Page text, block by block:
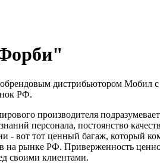
дистрибьютором Мобил с
РФ.
производителя
персонала, постоянство
- вот тот ценный багаж, который
на рынке РФ. Приверженность
своими клиентами.